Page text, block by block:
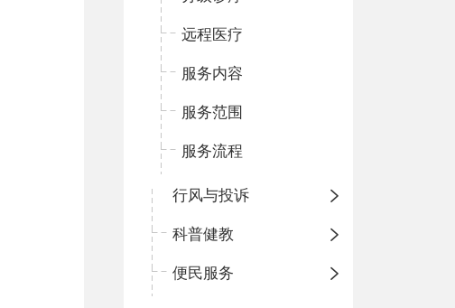
远程医疗
服务内容
服务范围
服务流程
行风与投诉
科普健教
便民服务